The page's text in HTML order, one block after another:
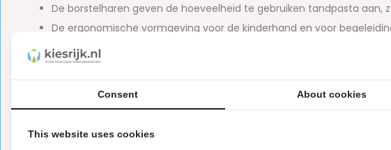
De borstelharen geven de hoeveelheid te gebruiken tandpasta aan,
De ergonomische vormgeving voor de kinderhand en voor
Anderehandtandenborstels voor kinderen
voor kinderenvoor een magische poetservaring.
ⓘDit is een hygiëne product met aangepaste
Consent About cookies
This website uses cookies